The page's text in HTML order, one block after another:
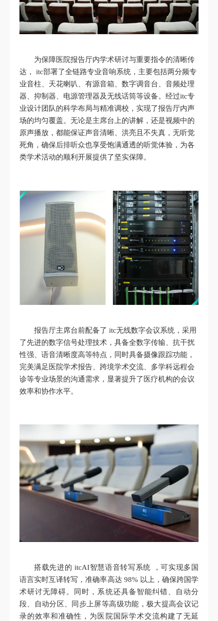
为保障医院报告厅内学术研讨与重要指令的清晰传
达， itc部署了全链路专业音响系统，主要包括两分频专
业音柱、天花喇叭、有源音箱、数字调音台、音频处理
器、抑制器、电源管理器及无线话筒等设备。经过itc专
业设计团队的科学布局与精准调校，实现了报告厅内声
场的均匀覆盖。无论是主席台上的讲解，还是视频中的
原声播放，都能保证声音清晰、洪亮且不失真，无听觉
死角，确保后排听众也享受饱满通透的听觉体验，为各
类学术活动的顺利开展提供了坚实保障。
报告厅主席台前配备了 itc无线数字会议系统，采用
了先进的数字信号处理技术，具备全数字传输、抗干扰
性强、语音清晰度高等特点，同时具备摄像跟踪功能，
完美满足医院学术报告、跨境学术交流、多学科远程会
诊等专业场景的沟通需求，显著提升了医疗机构的会议
效率和协作水平。
搭载先进的 itcAI智慧语音转写系统 ，可实现多国
语言实时互译转写，准确率高达 98% 以上，确保跨国学
术研讨无障碍。同时，系统还具备智能纠错、自动分
段、自动分区、同步上屏等高级功能，极大提高会议记
录的效率和准确性，为医院国际学术交流构建了无延